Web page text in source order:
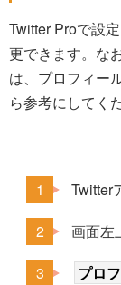
Twitter Proで設
更できます。な
は、プロフィー
ら参考にしてく
Twitter
画面左
プロ